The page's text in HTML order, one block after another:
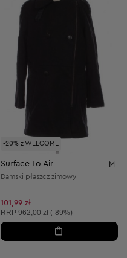
-20% z WELCOME
Surface To Air M
Damski płaszcz zimowy
101,99 zł
Cena sugerowana:
RRP 962,00 zł (-89%)